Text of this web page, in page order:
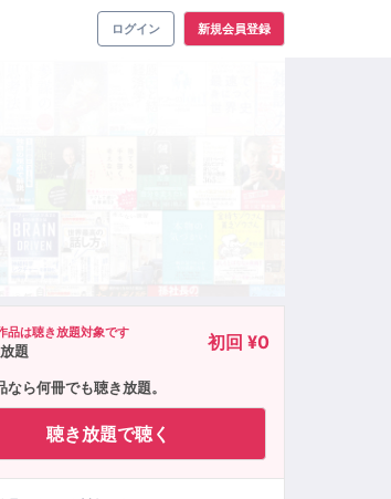
ログイン 新規会員登録
品は聴き放題対象です
題 初回 ¥0
なら何冊でも聴き放題。
聴き放題で聴く